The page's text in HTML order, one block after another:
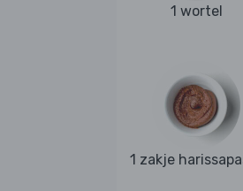
1 wortel
1 zakje